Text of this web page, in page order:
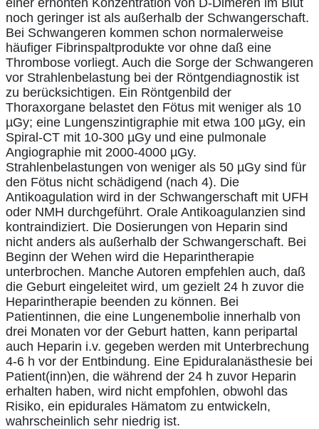
noch geringer ist als außerhalb der Schwangerschaft.
Bei Schwangeren kommen schon normalerweise
häufiger Fibrinspaltprodukte vor ohne daß eine
Thrombose vorliegt. Auch die Sorge der Schwangeren
vor Strahlenbelastung bei der Röntgendiagnostik ist
zu berücksichtigen. Ein Röntgenbild der
Thoraxorgane belastet den Fötus mit weniger als 10
µGy; eine Lungenszintigraphie mit etwa 100 µGy, ein
Spiral-CT mit 10-300 µGy und eine pulmonale
Angiographie mit 2000-4000 µGy.
Strahlenbelastungen von weniger als 50 µGy sind für
den Fötus nicht schädigend (nach 4). Die
Antikoagulation wird in der Schwangerschaft mit UFH
oder NMH durchgeführt. Orale Antikoagulanzien sind
kontraindiziert. Die Dosierungen von Heparin sind
nicht anders als außerhalb der Schwangerschaft. Bei
Beginn der Wehen wird die Heparintherapie
unterbrochen. Manche Autoren empfehlen auch, daß
die Geburt eingeleitet wird, um gezielt 24 h zuvor die
Heparintherapie beenden zu können. Bei
Patientinnen, die eine Lungenembolie innerhalb von
drei Monaten vor der Geburt hatten, kann peripartal
auch Heparin i.v. gegeben werden mit Unterbrechung
4-6 h vor der Entbindung. Eine Epiduralanästhesie bei
Patient(inn)en, die während der 24 h zuvor Heparin
erhalten haben, wird nicht empfohlen, obwohl das
Risiko, ein epidurales Hämatom zu entwickeln,
wahrscheinlich sehr niedrig ist.